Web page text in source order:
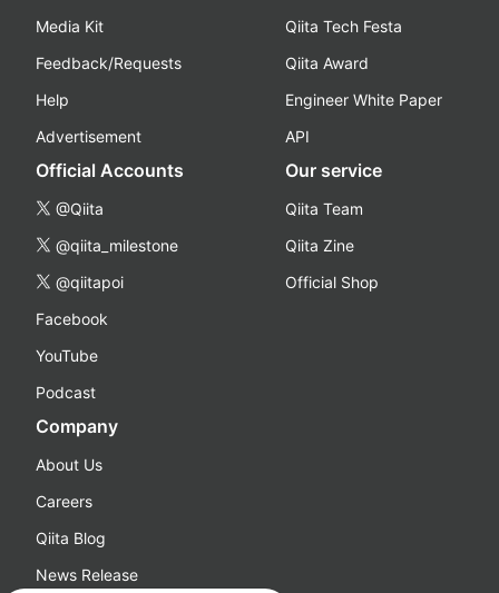
Media Kit
Feedback/Requests
Help
Advertisement
Qiita Tech Festa
Qiita Award
Engineer White Paper
API
Official Accounts
@Qiita
@qiita_milestone
@qiitapoi
Facebook
YouTube
Podcast
Our service
Qiita Team
Qiita Zine
Official Shop
Company
About Us
Careers
Qiita Blog
News Release